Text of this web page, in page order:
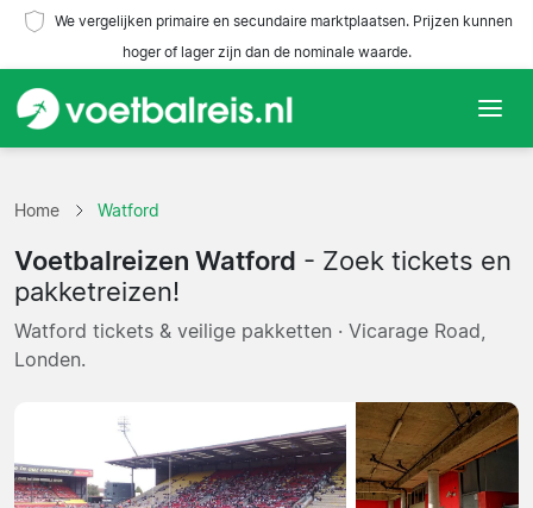
We vergelijken primaire en secundaire marktplaatsen. Prijzen kunnen
hoger of lager zijn dan de nominale waarde.
Teams
Competities
Reisorganisaties
Home Watford
Voetbalreizen Watford - Zoek tickets en
pakketreizen!
Watford tickets & veilige pakketten · Vicarage Road,
Londen.